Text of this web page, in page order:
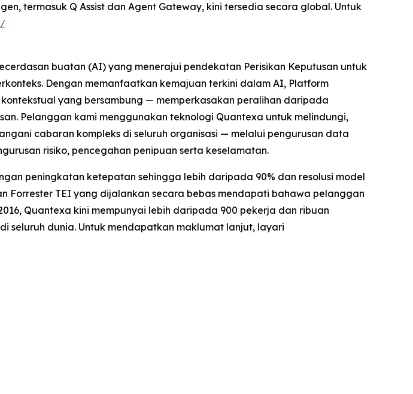
termasuk Q Assist dan Agent Gateway, kini tersedia secara global. Untuk
buatan (AI) yang menerajui pendekatan Perisikan Keputusan untuk
Dengan memanfaatkan kemajuan terkini dalam AI, Platform
yang bersambung — memperkasakan peralihan daripada
Pelanggan kami menggunakan teknologi Quantexa untuk melindungi,
cabaran kompleks di seluruh organisasi — melalui pengurusan data
risiko, pencegahan penipuan serta keselamatan.
peningkatan ketepatan sehingga lebih daripada 90% dan resolusi model
Forrester TEI yang dijalankan secara bebas mendapati bahawa pelanggan
Quantexa kini mempunyai lebih daripada 900 pekerja dan ribuan
seluruh dunia. Untuk mendapatkan maklumat lanjut, layari